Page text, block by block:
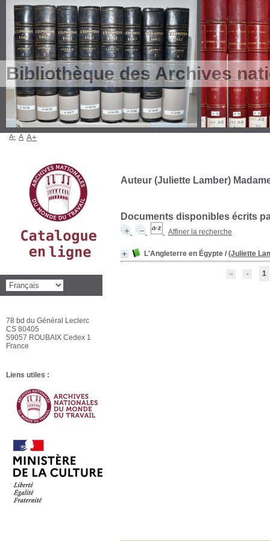
Bibliothèque des Archives
Auteur (Juliette Lamber)
Documents disponibles écrits
Affiner la recherche
L'Angleterre en Égypte / (Juliette
1
A- A A+
78 bd du Général Leclerc
CS 80405
59057 ROUBAIX Cedex 1
France
Liens utiles :